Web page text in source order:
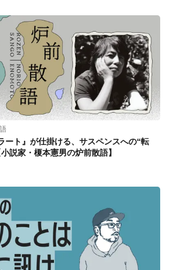
ート』が仕掛ける、サスペンスへの“転
説家・榎本憲男の炉前散語】